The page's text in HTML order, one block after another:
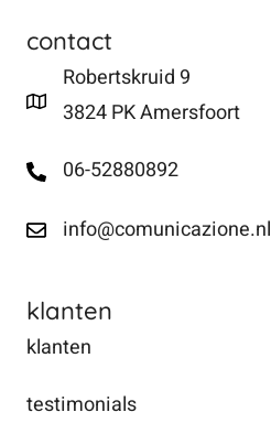
contact
Robertskruid 9
3824 PK Amersfoort
06-52880892
info@comunicazione.nl
klanten
klanten
testimonials